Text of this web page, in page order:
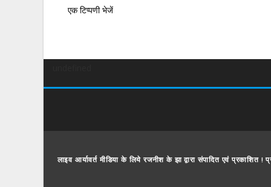
एक टिप्पणी भेजें
लाइव आर्यावर्त मीडिया के लिये रजनीश के झा द्वारा संपादित एवं